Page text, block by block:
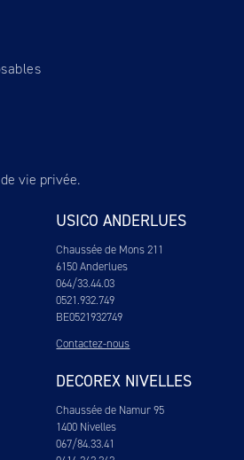
vie privée.
USICO ANDERLUES
Chaussée de Mons 211
6150 Anderlues
064/33.44.03
0521.932.749
BE0521932749
Contactez-nous
DECOREX NIVELLES
Chaussée de Namur 95
1400 Nivelles
067/84.33.41